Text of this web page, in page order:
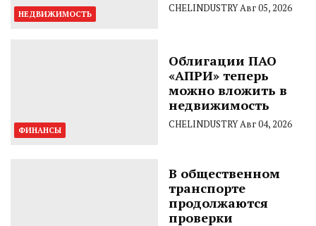
НЕДВИЖИМОСТЬ CHELINDUSTRYАвг 05, 2026
ФИНАНСЫ
Облигации ПАО
«АПРИ» теперь
можно вложить в
недвижимость
CHELINDUSTRYАвг 04, 2026
В общественном
транспорте
продолжаются
проверки